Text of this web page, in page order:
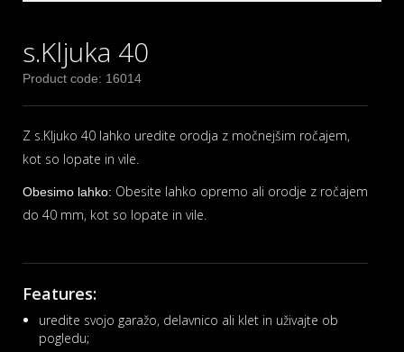
s.Kljuka 40
Product code: 16014
Z s.Kljuko 40 lahko uredite orodja z močnejšim ročajem,
kot so lopate in vile.
Obesimo lahko: Obesite lahko opremo ali orodje z ročajem
do 40 mm, kot so lopate in vile.
Features:
uredite svojo garažo, delavnico ali klet in uživajte ob
pogledu;